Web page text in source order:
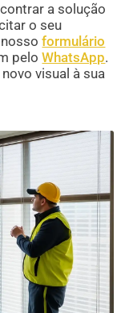
a solução
o seu
nossoformulário
peloWhatsApp.
visual à sua